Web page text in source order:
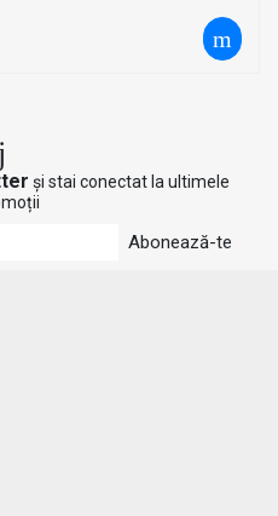
și stai conectat la ultimele
Abonează-te